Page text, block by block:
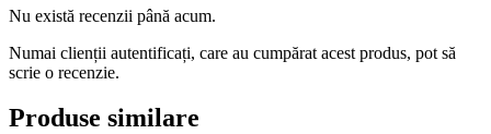
Nu există recenzii până acum.
Numai clienții autentificați, care au cumpărat acest produs, pot să
scrie o recenzie.
Produse similare